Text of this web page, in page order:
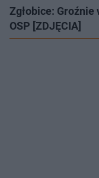
Zgłobice:
OSP [ZDJĘCIA]